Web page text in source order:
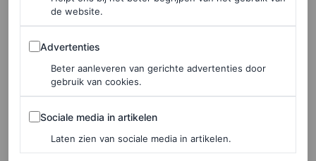
Dit bericht op Instagram bekijken
de website.
Advertenties
Advertenties
Beter aanleveren van gerichte advertenties door
gebruik van cookies.
Sociale media in artikelen
Sociale media in artikelen
Laten zien van sociale media in artikelen.